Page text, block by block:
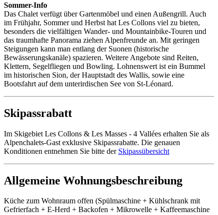
Sommer-Info
Das Chalet verfügt über Gartenmöbel und einen Außengrill. Auch
im Frühjahr, Sommer und Herbst hat Les Collons viel zu bieten,
besonders die vielfältigen Wander- und Mountainbike-Touren und
das traumhafte Panorama ziehen Alpenfreunde an. Mit geringen
Steigungen kann man entlang der Suonen (historische
Bewässerungskanäle) spazieren. Weitere Angebote sind Reiten,
Klettern, Segelfliegen und Bowling. Lohnenswert ist ein Bummel
im historischen Sion, der Hauptstadt des Wallis, sowie eine
Bootsfahrt auf dem unterirdischen See von St-Léonard.
Skipassrabatt
Im Skigebiet Les Collons & Les Masses - 4 Vallées erhalten Sie als
Alpenchalets-Gast exklusive Skipassrabatte. Die genauen
Konditionen entnehmen Sie bitte der Skipassübersicht
Allgemeine Wohnungsbeschreibung
Küche zum Wohnraum offen (Spülmaschine + Kühlschrank mit
Gefrierfach + E-Herd + Backofen + Mikrowelle + Kaffeemaschine